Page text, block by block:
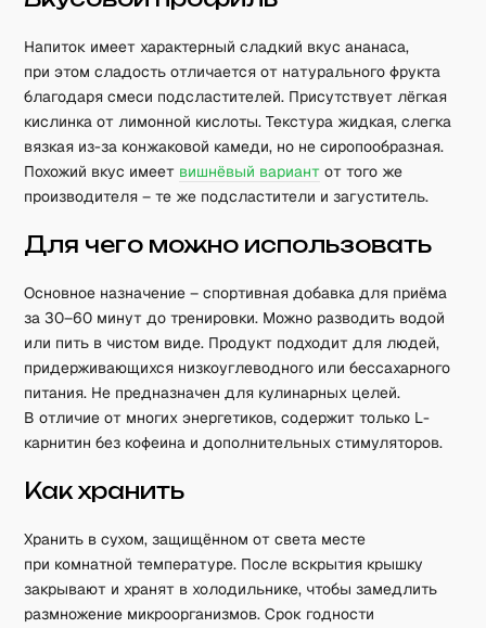
Напиток имеет характерный сладкий вкус ананаса,
при этом сладость отличается от натурального фрукта
благодаря смеси подсластителей. Присутствует лёгкая
кислинка от лимонной кислоты. Текстура жидкая, слегка
вязкая из-за конжаковой камеди, но не сиропообразная.
Похожий вкус имеет вишнёвый вариант от того же
производителя – те же подсластители и загуститель.
Для чего можно использовать
Основное назначение – спортивная добавка для приёма
за 30–60 минут до тренировки. Можно разводить водой
или пить в чистом виде. Продукт подходит для людей,
придерживающихся низкоуглеводного или бессахарного
питания. Не предназначен для кулинарных целей.
В отличие от многих энергетиков, содержит только L-
карнитин без кофеина и дополнительных стимуляторов.
Как хранить
Хранить в сухом, защищённом от света месте
при комнатной температуре. После вскрытия крышку
закрывают и хранят в холодильнике, чтобы замедлить
размножение микроорганизмов. Срок годности